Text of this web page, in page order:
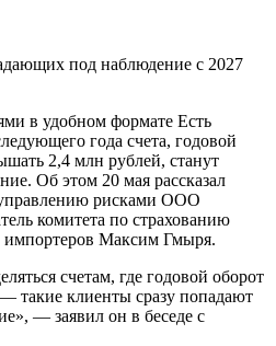
в удобном формате Есть
года счета, годовой
2,4 млн рублей, станут
Об этом 20 мая рассказал
управлению рисками ООО
комитета по страхованию
импортеров Максим Гмыря.
счетам, где годовой оборот
такие клиенты сразу попадают
— заявил он в беседе с